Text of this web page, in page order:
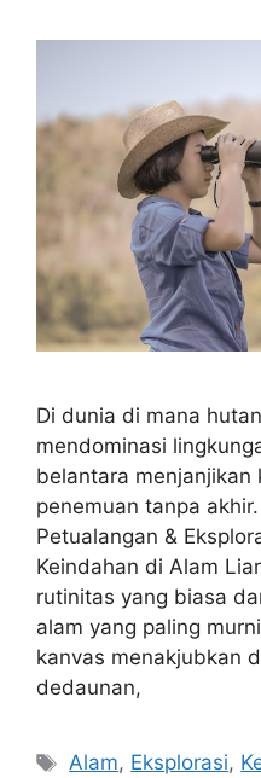
Di dunia di mana
mendominasi
belantara menjanjikan
penemuan tanpa
Petualangan &
Keindahan di Alam
rutinitas yang biasa
alam yang paling
kanvas menakjubkan
dedaunan,
Tags
Alam, Eksplorasi,